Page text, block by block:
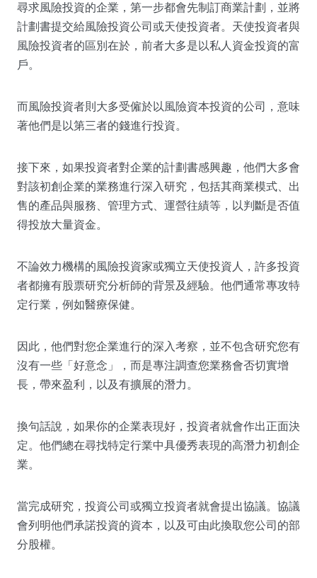
尋求風險投資的企業，第一步都會先制訂商業計劃，並將
計劃書提交給風險投資公司或天使投資者。天使投資者與
風險投資者的區別在於，前者大多是以私人資金投資的富
戶。
而風險投資者則大多受僱於以風險資本投資的公司，意味
著他們是以第三者的錢進行投資。
接下來，如果投資者對企業的計劃書感興趣，他們大多會
對該初創企業的業務進行深入研究，包括其商業模式、出
售的產品與服務、管理方式、運營往績等，以判斷是否值
得投放大量資金。
不論效力機構的風險投資家或獨立天使投資人，許多投資
者都擁有股票研究分析師的背景及經驗。他們通常專攻特
定行業，例如醫療保健。
因此，他們對您企業進行的深入考察，並不包含研究您有
沒有一些「好意念」，而是專注調查您業務會否切實增
長，帶來盈利，以及有擴展的潛力。
換句話說，如果你的企業表現好，投資者就會作出正面決
定。他們總在尋找特定行業中具優秀表現的高潛力初創企
業。
當完成研究，投資公司或獨立投資者就會提出協議。協議
會列明他們承諾投資的資本，以及可由此換取您公司的部
分股權。